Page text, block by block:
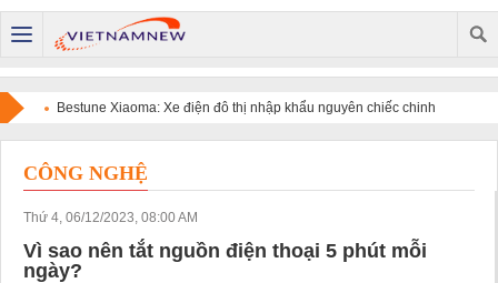
Bestune Xiaoma: Xe điện đô thị nhập khẩu nguyên chiếc chinh
phục người dùng bằng chất lượng quốc tế và sự tiện dụng
CÔNG NGHỆ
Thứ 4, 06/12/2023, 08:00 AM
Vì sao nên tắt nguồn điện thoại 5 phút mỗi
ngày?